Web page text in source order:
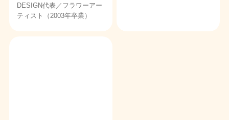
DESIGN代表／フラワーアー
ティスト（2003年卒業）